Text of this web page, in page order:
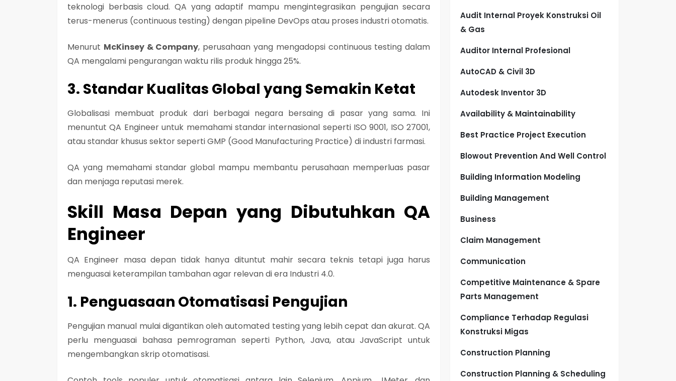
teknologi berbasis cloud. QA yang adaptif mampu mengintegrasikan pengujian secara
terus-menerus (continuous testing) dengan pipeline DevOps atau proses industri otomatis.
Menurut McKinsey & Company, perusahaan yang mengadopsi continuous testing dalam
QA mengalami pengurangan waktu rilis produk hingga 25%.
3. Standar Kualitas Global yang Semakin Ketat
Globalisasi membuat produk dari berbagai negara bersaing di pasar yang sama. Ini
menuntut QA Engineer untuk memahami standar internasional seperti ISO 9001, ISO 27001,
atau standar khusus sektor sepertiGMP (Good Manufacturing Practice) di industri farmasi.
QA yang memahami standar global mampu membantu perusahaan memperluas pasar
dan menjaga reputasi merek.
Skill Masa Depan yang Dibutuhkan QA
Engineer
QA Engineer masa depan tidak hanya dituntut mahir secara teknis tetapi juga harus
menguasai keterampilan tambahan agar relevan di era Industri 4.0.
1. Penguasaan Otomatisasi Pengujian
Pengujian manual mulai digantikan olehautomated testingyang lebih cepat dan akurat. QA
perlu menguasai bahasa pemrograman seperti Python, Java, atau JavaScript untuk
mengembangkan skrip otomatisasi.
Audit Internal Proyek Konstruksi Oil
& Gas
Auditor Internal Profesional
AutoCAD & Civil 3D
Autodesk Inventor 3D
Availability & Maintainability
Best Practice Project Execution
Blowout Prevention And Well Control
Building Information Modeling
Building Management
Business
Claim Management
Communication
Competitive Maintenance & Spare
Parts Management
Compliance Terhadap Regulasi
Konstruksi Migas
Construction Planning
Construction Planning & Scheduling